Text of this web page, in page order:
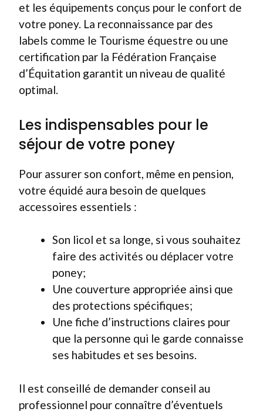
et les équipements conçus pour le confort de
votre poney. La reconnaissance par des
labels comme le Tourisme équestre ou une
certification par la Fédération Française
d’Équitation garantit un niveau de qualité
optimal.
Les indispensables pour le
séjour de votre poney
Pour assurer son confort, même en pension,
votre équidé aura besoin de quelques
accessoires essentiels :
Son licol et sa longe, si vous souhaitez
faire des activités ou déplacer votre
poney;
Une couverture appropriée ainsi que
des protections spécifiques;
Une fiche d’instructions claires pour
que la personne qui le garde connaisse
ses habitudes et ses besoins.
Il est conseillé de demander conseil au
professionnel pour connaître d’éventuels